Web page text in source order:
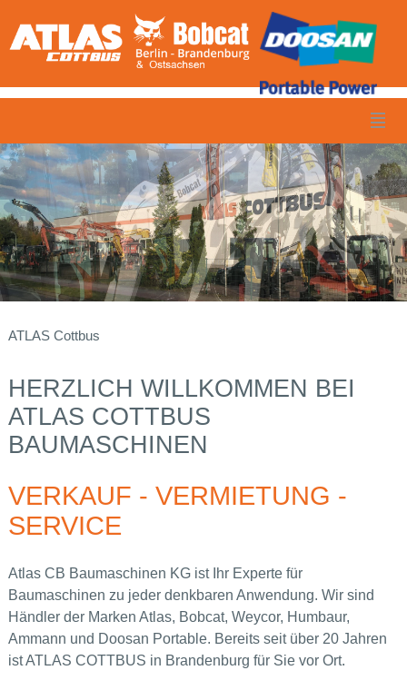
ATLAS Cottbus
HERZLICH WILLKOMMEN BEI
ATLAS COTTBUS
BAUMASCHINEN
VERKAUF - VERMIETUNG -
SERVICE
Atlas CB Baumaschinen KG ist Ihr Experte für
Baumaschinen zu jeder denkbaren Anwendung. Wir sind
Händler der Marken Atlas, Bobcat, Weycor, Humbaur,
Ammann und Doosan Portable. Bereits seit über 20 Jahren
ist ATLAS COTTBUS in Brandenburg für Sie vor Ort.